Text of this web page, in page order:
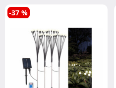
capteur d..
-37 %